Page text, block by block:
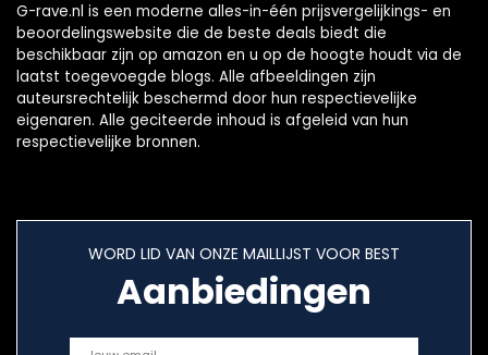
G-rave.nl is een moderne alles-in-één prijsvergelijkings- en
beoordelingswebsite die de beste deals biedt die
beschikbaar zijn op amazon en u op de hoogte houdt via de
laatst toegevoegde blogs. Alle afbeeldingen zijn
auteursrechtelijk beschermd door hun respectievelijke
eigenaren. Alle geciteerde inhoud is afgeleid van hun
respectievelijke bronnen.
WORD LID VAN ONZE MAILLIJST VOOR BEST
Aanbiedingen